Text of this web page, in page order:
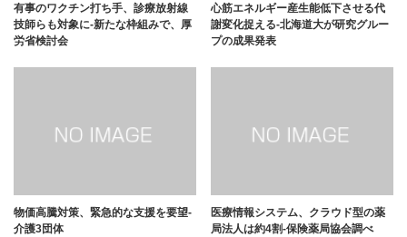
有事のワクチン打ち手、診療放射線
技師らも対象に-新たな枠組みで、厚
労省検討会
心筋エネルギー産生能低下させる代
謝変化捉える-北海道大が研究グルー
プの成果発表
物価高騰対策、緊急的な支援を要望-
介護3団体
医療情報システム、クラウド型の薬
局法人は約4割-保険薬局協会調べ